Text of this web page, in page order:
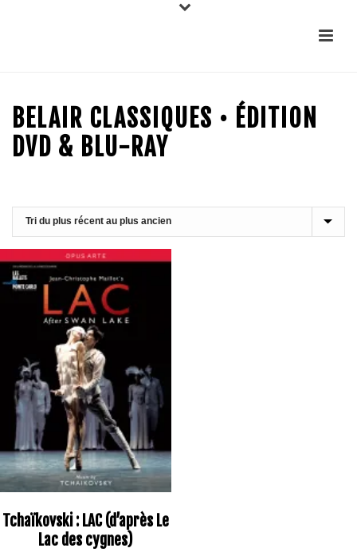
BELAIR CLASSIQUES • ÉDITION
DVD & BLU-RAY
Tchaïkovski : LAC (d’après Le
Lac des cygnes)